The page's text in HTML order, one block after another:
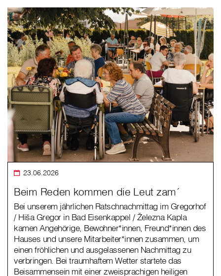
23.06.2026
Beim Reden kommen die Leut zam´
Bei unserem jährlichen Ratschnachmittag im Gregorhof
/ Hiša Gregor in Bad Eisenkappel / Železna Kapla
kamen Angehörige, Bewohner*innen, Freund*innen des
Hauses und unsere Mitarbeiter*innen zusammen, um
einen fröhlichen und ausgelassenen Nachmittag zu
verbringen. Bei traumhaftem Wetter startete das
Beisammensein mit einer zweisprachigen heiligen